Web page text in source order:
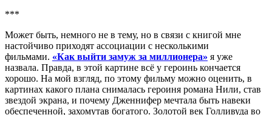
***
Может быть, немного не в тему, но в связи с книгой мне
настойчиво приходят ассоциации с несколькими
фильмами. «Как выйти замуж за миллионера» я уже
назвала. Правда, в этой картине всё у героинь кончается
хорошо. На мой взгляд, по этому фильму можно оценить, в
картинах какого плана снималась героиня романа Нили, став
звездой экрана, и почему Дженнифер мечтала быть навеки
обеспеченной, захомутав богатого. Золотой век Голливуда во